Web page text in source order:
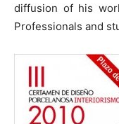
diffusion of his
Professionals and